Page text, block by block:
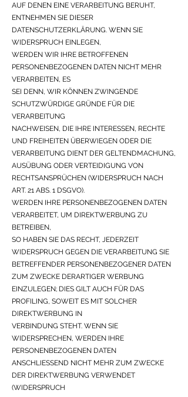
AUF DENEN EINE VERARBEITUNG BERUHT,
ENTNEHMEN SIE DIESER
DATENSCHUTZERKLÄRUNG. WENN SIE
WIDERSPRUCH EINLEGEN,
WERDEN WIR IHRE BETROFFENEN
PERSONENBEZOGENEN DATEN NICHT MEHR
VERARBEITEN, ES
SEI DENN, WIR KÖNNEN ZWINGENDE
SCHUTZWÜRDIGE GRÜNDE FÜR DIE
VERARBEITUNG
NACHWEISEN, DIE IHRE INTERESSEN, RECHTE
UND FREIHEITEN ÜBERWIEGEN ODER DIE
VERARBEITUNG DIENT DER GELTENDMACHUNG,
AUSÜBUNG ODER VERTEIDIGUNG VON
RECHTSANSPRÜCHEN (WIDERSPRUCH NACH
ART. 21 ABS. 1 DSGVO).
WERDEN IHRE PERSONENBEZOGENEN DATEN
VERARBEITET, UM DIREKTWERBUNG ZU
BETREIBEN,
SO HABEN SIE DAS RECHT, JEDERZEIT
WIDERSPRUCH GEGEN DIE VERARBEITUNG SIE
BETREFFENDER PERSONENBEZOGENER DATEN
ZUM ZWECKE DERARTIGER WERBUNG
EINZULEGEN; DIES GILT AUCH FÜR DAS
PROFILING, SOWEIT ES MIT SOLCHER
DIREKTWERBUNG IN
VERBINDUNG STEHT. WENN SIE
WIDERSPRECHEN, WERDEN IHRE
PERSONENBEZOGENEN DATEN
ANSCHLIESSEND NICHT MEHR ZUM ZWECKE
DER DIREKTWERBUNG VERWENDET
(WIDERSPRUCH